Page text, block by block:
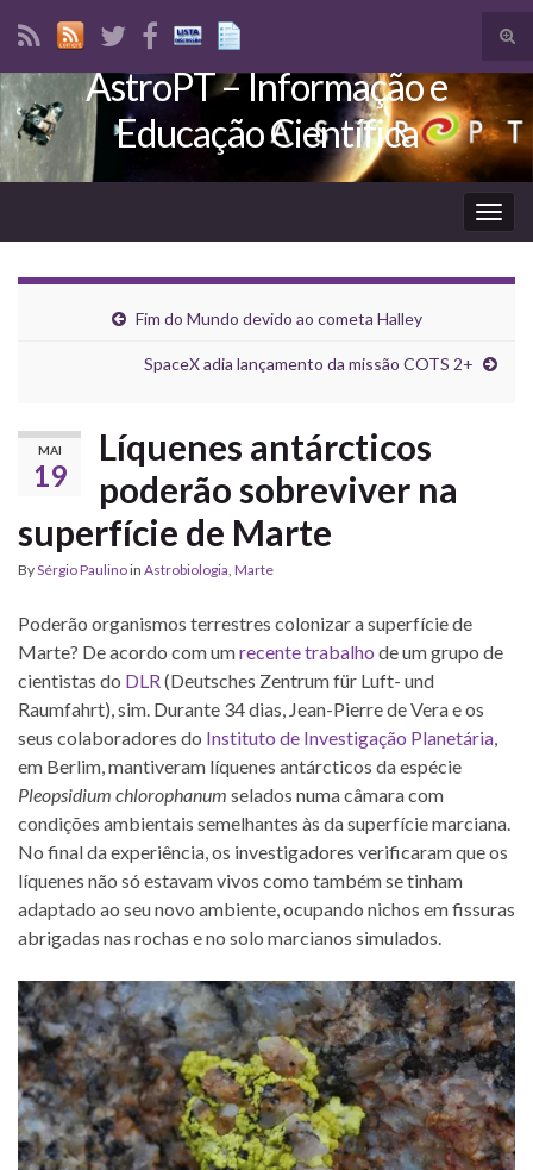
Search for:
AstroPT – Informação e
Educação Científica
Fim do Mundo devido ao cometa Halley
SpaceX adia lançamento da missão COTS 2+
MAI
19
Líquenes antárcticos
poderão sobreviver na
superfície de Marte
BySérgio Paulinoin Astrobiologia, Marte
Poderão organismos terrestres colonizar a superfície de
Marte? De acordo com umrecente trabalho de um grupo de
cientistas do DLR(Deutsches Zentrum für Luft- und
Raumfahrt), sim. Durante 34 dias, Jean-Pierre de Vera e os
seus colaboradores do Instituto de Investigação Planetária,
em Berlim, mantiveram líquenes antárcticos da espécie
Pleopsidium chlorophanum selados numa câmara com
condições ambientais semelhantes às da superfície marciana.
No final da experiência, os investigadores verificaram que os
líquenes não só estavam vivos como também se tinham
adaptado ao seu novo ambiente, ocupando nichos em fissuras
abrigadas nas rochas e no solo marcianos simulados.